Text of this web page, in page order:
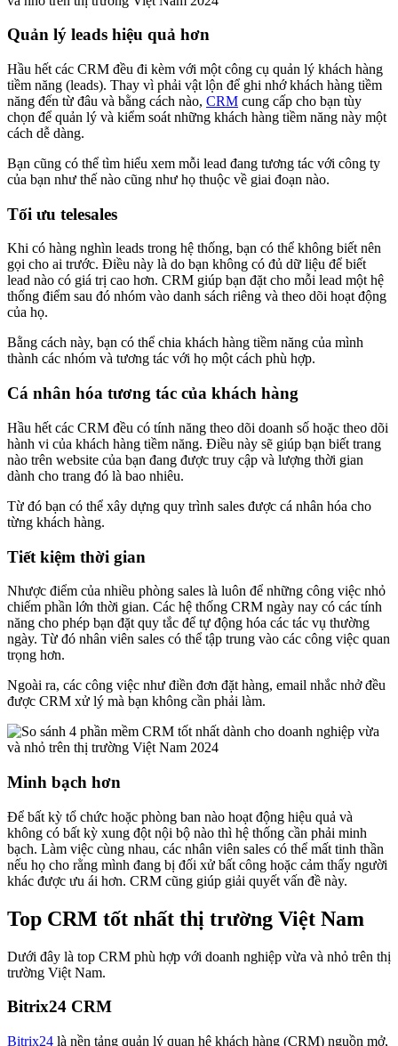
Quản lý leads hiệu quả hơn
Hầu hết các CRM đều đi kèm với một công cụ quản lý khách hàng
tiềm năng (leads). Thay vì phải vật lộn để ghi nhớ khách hàng tiềm
năng đến từ đâu và bằng cách nào, CRM cung cấp cho bạn tùy
chọn để quản lý và kiểm soát những khách hàng tiềm năng này một
cách dễ dàng.
Bạn cũng có thể tìm hiểu xem mỗi lead đang tương tác với công ty
của bạn như thế nào cũng như họ thuộc về giai đoạn nào.
Tối ưu telesales
Khi có hàng nghìn leads trong hệ thống, bạn có thể không biết nên
gọi cho ai trước. Điều này là do bạn không có đủ dữ liệu để biết
lead nào có giá trị cao hơn. CRM giúp bạn đặt cho mỗi lead một hệ
thống điểm sau đó nhóm vào danh sách riêng và theo dõi hoạt động
của họ.
Bằng cách này, bạn có thể chia khách hàng tiềm năng của mình
thành các nhóm và tương tác với họ một cách phù hợp.
Cá nhân hóa tương tác của khách hàng
Hầu hết các CRM đều có tính năng theo dõi doanh số hoặc theo dõi
hành vi của khách hàng tiềm năng. Điều này sẽ giúp bạn biết trang
nào trên website của bạn đang được truy cập và lượng thời gian
dành cho trang đó là bao nhiêu.
Từ đó bạn có thể xây dựng quy trình sales được cá nhân hóa cho
từng khách hàng.
Tiết kiệm thời gian
Nhược điểm của nhiều phòng sales là luôn để những công việc nhỏ
chiếm phần lớn thời gian. Các hệ thống CRM ngày nay có các tính
năng cho phép bạn đặt quy tắc để tự động hóa các tác vụ thường
ngày. Từ đó nhân viên sales có thể tập trung vào các công việc quan
trọng hơn.
Ngoài ra, các công việc như điền đơn đặt hàng, email nhắc nhở đều
được CRM xử lý mà bạn không cần phải làm.
Minh bạch hơn
Để bất kỳ tổ chức hoặc phòng ban nào hoạt động hiệu quả và
không có bất kỳ xung đột nội bộ nào thì hệ thống cần phải minh
bạch. Làm việc cùng nhau, các nhân viên sales có thể mất tinh thần
nếu họ cho rằng mình đang bị đối xử bất công hoặc cảm thấy người
khác được ưu ái hơn. CRM cũng giúp giải quyết vấn đề này.
Top CRM tốt nhất thị trường Việt Nam
Dưới đây là top CRM phù hợp với doanh nghiệp vừa và nhỏ trên thị
trường Việt Nam.
Bitrix24 CRM
Bitrix24 là nền tảng quản lý quan hệ khách hàng (CRM) nguồn mở,